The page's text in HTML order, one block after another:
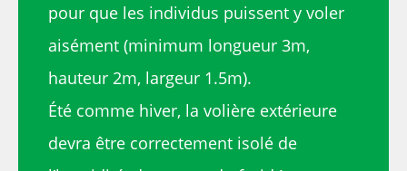
pour que les individus puissent y voler
aisément (minimum longueur 3m,
hauteur 2m, largeur 1.5m).
Été comme hiver, la volière extérieure
devra être correctement isolé de